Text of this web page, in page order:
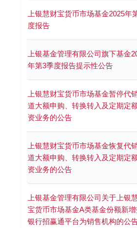
上银慧财宝货币市场基金2025年
度报告
上银基金管理有限公司旗下基金
年第3季度报告提示性公告
上银慧财宝货币市场基金暂停代
道大额申购、转换转入及定期定
资业务的公告
上银慧财宝货币市场基金恢复代
道大额申购、转换转入及定期定
资业务的公告
上银基金管理有限公司关于上银
宝货币市场基金A类基金份额新
银行招赢通平台为销售机构的公